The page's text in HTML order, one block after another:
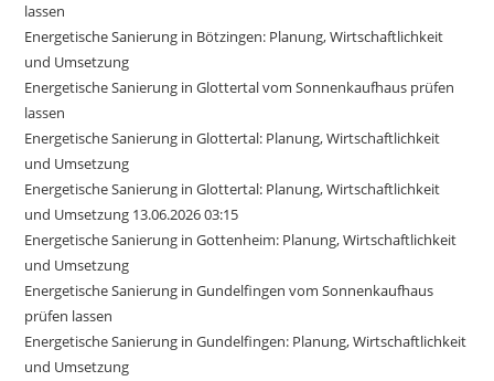
lassen
Energetische Sanierung in Bötzingen: Planung, Wirtschaftlichkeit
und Umsetzung
Energetische Sanierung in Glottertal vom Sonnenkaufhaus prüfen
lassen
Energetische Sanierung in Glottertal: Planung, Wirtschaftlichkeit
und Umsetzung
Energetische Sanierung in Glottertal: Planung, Wirtschaftlichkeit
und Umsetzung 13.06.2026 03:15
Energetische Sanierung in Gottenheim: Planung, Wirtschaftlichkeit
und Umsetzung
Energetische Sanierung in Gundelfingen vom Sonnenkaufhaus
prüfen lassen
Energetische Sanierung in Gundelfingen: Planung, Wirtschaftlichkeit
und Umsetzung